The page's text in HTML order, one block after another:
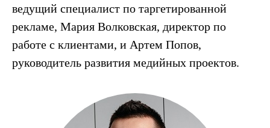
ведущий специалист по таргетированной
рекламе, Мария Волковская, директор по
работе с клиентами, и Артем Попов,
руководитель развития медийных проектов.